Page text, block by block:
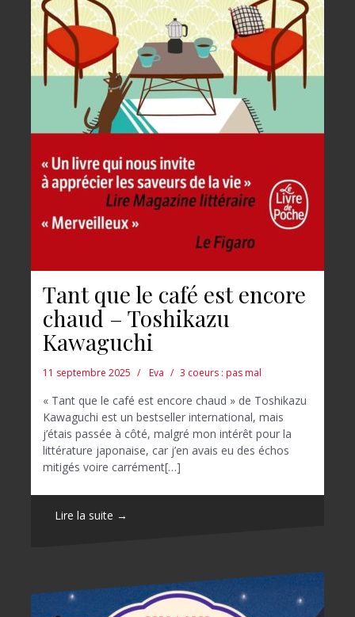
Tant que le café est encore
chaud – Toshikazu
Kawaguchi
11 septembre 2025 Eva 3 coeurs : pas mal
« Tant que le café est encore chaud » de Toshikazu
Kawaguchi est un bestseller international, mais
j’étais passée à côté, malgré mon intérêt pour la
littérature japonaise, car j’en avais eu des échos
mitigés voire carrément[…]
Lire la suite →